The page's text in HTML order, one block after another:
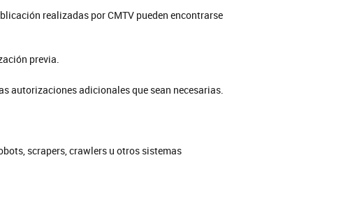
realizadas por CMTV pueden encontrarse
previa.
autorizaciones adicionales que sean necesarias.
scrapers, crawlers u otros sistemas